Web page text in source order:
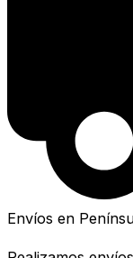
Envíos en